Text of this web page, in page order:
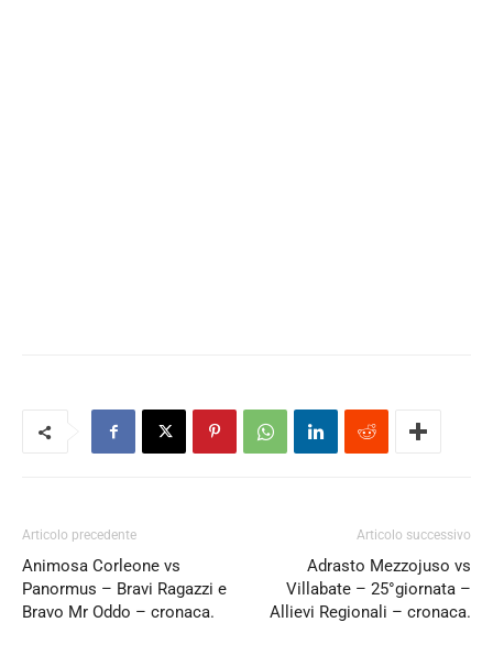
Articolo precedente
Animosa Corleone vs
Panormus – Bravi Ragazzi e
Bravo Mr Oddo – cronaca.
Articolo successivo
Adrasto Mezzojuso vs
Villabate – 25°giornata –
Allievi Regionali – cronaca.